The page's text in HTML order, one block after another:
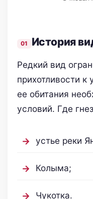
История
Редкий вид
прихотливости
ее обитания
условий. Где
устье реки
Колыма;
Чукотка.